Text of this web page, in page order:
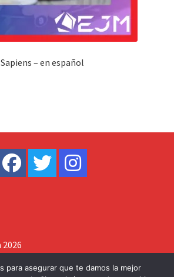
Sapiens – en español
para asegurar que te damos la mejor